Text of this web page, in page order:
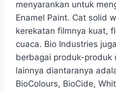
menyarankan untuk
Enamel Paint. Cat solid
kerekatan filmnya kuat,
cuaca. Bio Industries
berbagai produk-produk
lainnya diantaranya
BioColours, BioCide,